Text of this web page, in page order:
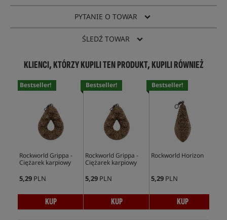
PYTANIE O TOWAR
ŚLEDŹ TOWAR
KLIENCI, KTÓRZY KUPILI TEN PRODUKT, KUPILI RÓWNIEŻ
Bestseller!
Rockworld Grippa -
Ciężarek karpiowy
5,29 PLN
KUP
Bestseller!
Rockworld Grippa -
Ciężarek karpiowy
5,29 PLN
KUP
Bestseller!
Rockworld Horizon
5,29 PLN
KUP